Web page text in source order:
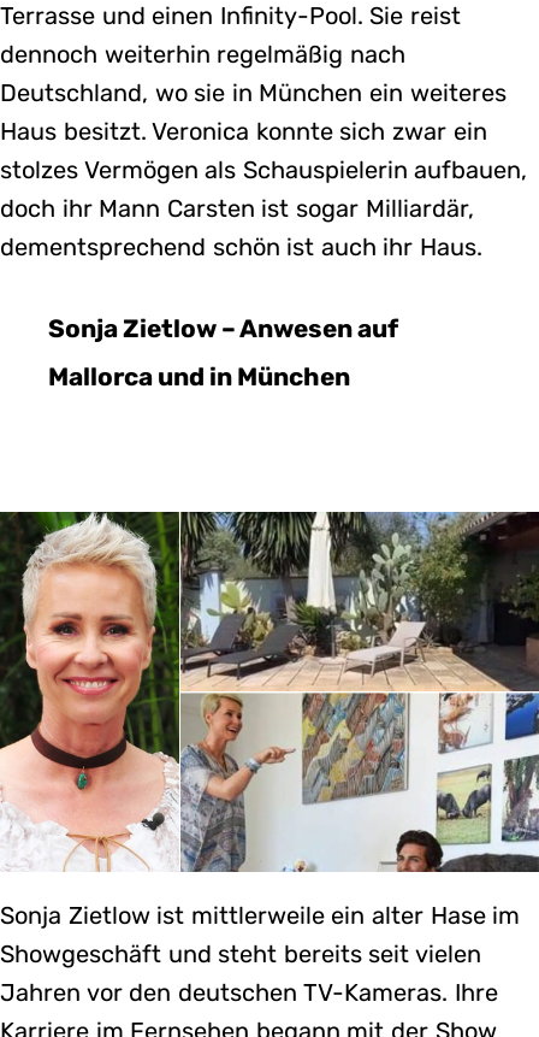
Terrasse und einen Infinity-Pool. Sie reist
dennoch weiterhin regelmäßig nach
Deutschland, wo sie in München ein weiteres
Haus besitzt. Veronica konnte sich zwar ein
stolzes Vermögen als Schauspielerin aufbauen,
doch ihr Mann Carsten ist sogar Milliardär,
dementsprechend schön ist auch ihr Haus.
Sonja Zietlow – Anwesen auf
Mallorca und in München
Sonja Zietlow ist mittlerweile ein alter Hase im
Showgeschäft und steht bereits seit vielen
Jahren vor den deutschen TV-Kameras. Ihre
Karriere im Fernsehen begann mit der Show